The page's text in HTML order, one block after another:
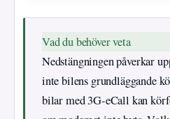
Vad du behöver veta
Nedstängningen påverkar
inte bilens grundläggande
bilar med 3G-eCall kan